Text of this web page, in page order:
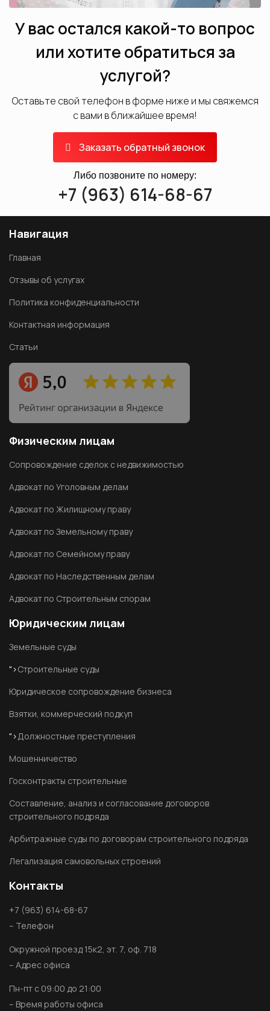
У вас остался какой-то вопрос
или хотите обратиться за
услугой?
Оставьте свой телефон в форме ниже и мы свяжемся
с вами в ближайшее время!
Заказать обратный звонок
Либо позвоните по номеру:
+7 (963) 614-68-67
Навигация
Главная
Отзывы об услугах
Политика конфиденциальности
Контактная информация
Статьи
Физическим лицам
Сопровождение сделок с недвижимостью
Адвокат по Уголовным делам
Адвокат по Жилищному праву
Адвокат по Земельному праву
Адвокат по Семейному праву
Адвокат по Наследственным делам
Адвокат по Строительным спорам
Юридическим лицам
Земельные суды
">Строительные суды
Юридическое сопровождение бизнеса
Взятки, коммерческий подкуп
">Должностные преступления
Мошенничество
Госконтракты строительные
Составление, анализ и согласование договоров
строительного подряда
Арбитражные суды по договорам строительного подряда
Легализация самовольных строений
Контакты
+7 (963) 614-68-67
– Телефон
Окружной проезд 15к2, эт. 7, оф. 718
– Адрес офиса
Пн-пт с 09:00 до 21:00
– Время работы офиса